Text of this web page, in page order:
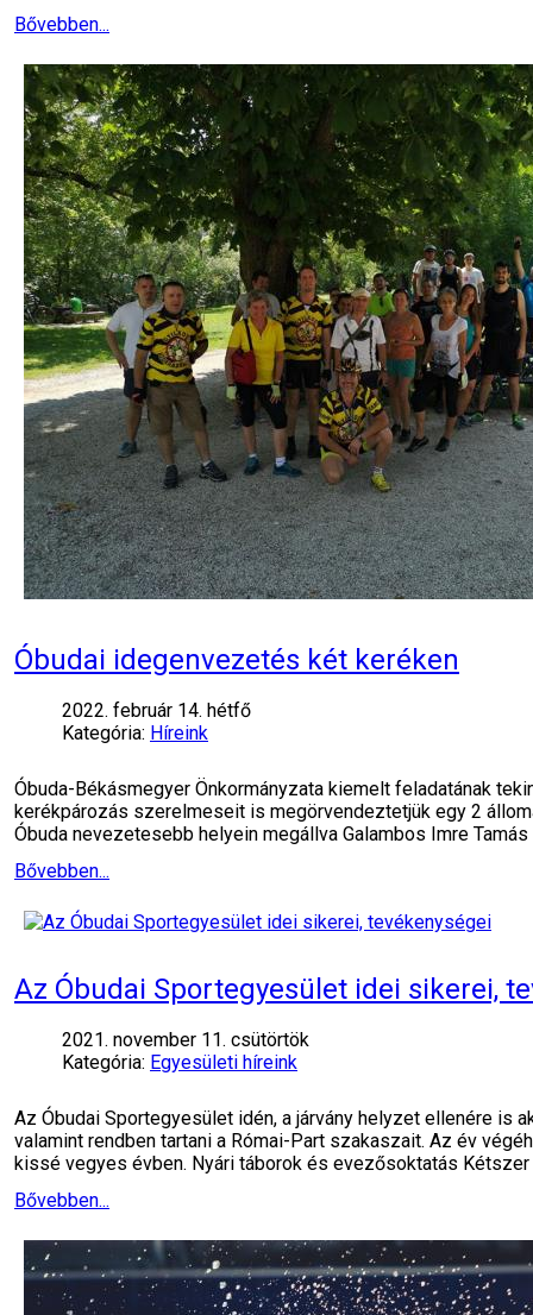
Bővebben...
Óbudai idegenvezetés két keréken
2022. február 14. hétfő
Kategória: Híreink
Óbuda-Békásmegyer Önkormányzata kiemelt feladatának
kerékpározás szerelmeseit is megörvendeztetjük egy 2
Óbuda nevezetesebb helyein megállva Galambos Imre
Bővebben...
Az Óbudai Sportegyesület idei sikerei,
2021. november 11. csütörtök
Kategória: Egyesületi híreink
Az Óbudai Sportegyesület idén, a járvány helyzet ellenére is
valamint rendben tartani a Római-Part szakaszait. Az év
kissé vegyes évben. Nyári táborok és evezősoktatás
Bővebben...